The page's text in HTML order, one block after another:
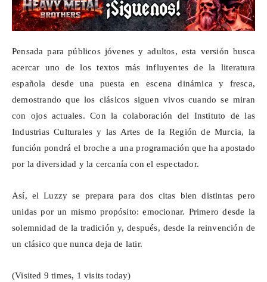
Pensada para públicos jóvenes y adultos, esta versión busca
acercar uno de los textos más influyentes de la literatura
española desde una puesta en escena dinámica y fresca,
demostrando que los clásicos siguen vivos cuando se miran
con ojos actuales. Con la colaboración del Instituto de las
Industrias Culturales y las Artes de la Región de Murcia, la
función pondrá el broche a una programación que ha apostado
por la diversidad y la cercanía con el espectador.
Así, elLuzzy se prepara para dos citas bien distintas pero
unidas por un mismo propósito: emocionar. Primero desde la
solemnidad de la tradición y, después, desde la reinvención de
un clásico que nunca deja de latir.
(Visited 9 times, 1 visits today)